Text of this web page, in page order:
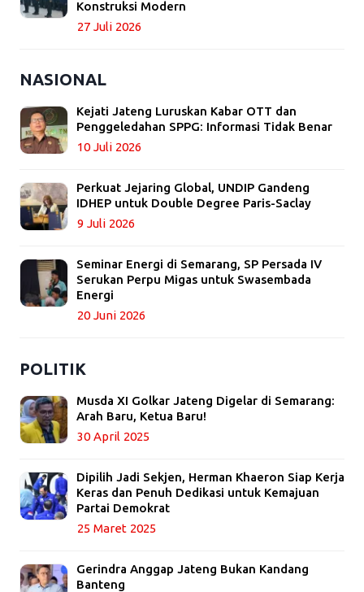
Konstruksi Modern
27 Juli 2026
NASIONAL
Kejati Jateng Luruskan Kabar OTT dan
Penggeledahan SPPG: Informasi Tidak Benar
10 Juli 2026
Perkuat Jejaring Global, UNDIP Gandeng
IDHEP untuk Double Degree Paris-Saclay
9 Juli 2026
Seminar Energi di Semarang, SP Persada IV
Serukan Perpu Migas untuk Swasembada
Energi
20 Juni 2026
POLITIK
Musda XI Golkar Jateng Digelar di Semarang:
Arah Baru, Ketua Baru!
30 April 2025
Dipilih Jadi Sekjen, Herman Khaeron Siap Kerja
Keras dan Penuh Dedikasi untuk Kemajuan
Partai Demokrat
25 Maret 2025
Gerindra Anggap Jateng Bukan Kandang
Banteng